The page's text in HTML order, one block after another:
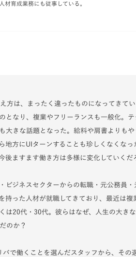
材育成業務にも従事している。
方は、まったく違ったものになってきて
となり、複業やフリーランスも一般化。テ
大きな話題となった。給料や肩書よりも
地方にUIターンすることも珍しくなくなっ
後ますます働き方は多様に変化していくだ
ビジネスセクターからの転職・元公務員・
持った人材が就職してきており、最近は複
は20代・30代。彼らはなぜ、人生の大き
のか？
で働くことを選んだスタッフから、その